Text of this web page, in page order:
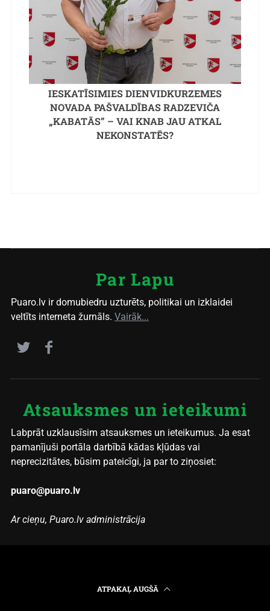
IESKATĪSIMIES DIENVIDKURZEMES
NOVADA PAŠVALDĪBAS RADZEVIČA
„KABATĀS” – VAI KNAB JAU ATKAL
NEKONSTATĒS?
Par Lapu
Puaro.lv ir domubiedru uzturēts, politikai un izklaidei
veltīts interneta žurnāls. Vairāk...
Atsauksmes un ieteikumi
Labprāt uzklausīsim atsauksmes un ieteikumus. Ja esat
pamanījuši portāla darbībā kādas kļūdas vai
neprecizitātes, būsim pateicīgi, ja par to ziņosiet:
puaro@puaro.lv
Ar cieņu, Puaro.lv administrācija
ATPAKAĻ AUGŠĀ